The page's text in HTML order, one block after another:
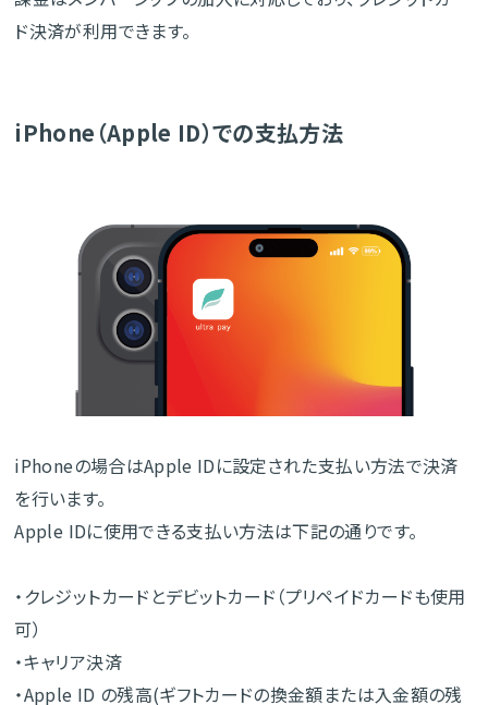
ド決済が利用できます。
iPhone（Apple ID）での支払方法
iPhoneの場合はApple IDに設定された支払い方法で決済
を行います。
Apple IDに使用できる支払い方法は下記の通りです。
・クレジットカードとデビットカード（プリペイドカードも使用
可）
・キャリア決済
・Apple ID の残高(ギフトカードの換金額または入金額の残